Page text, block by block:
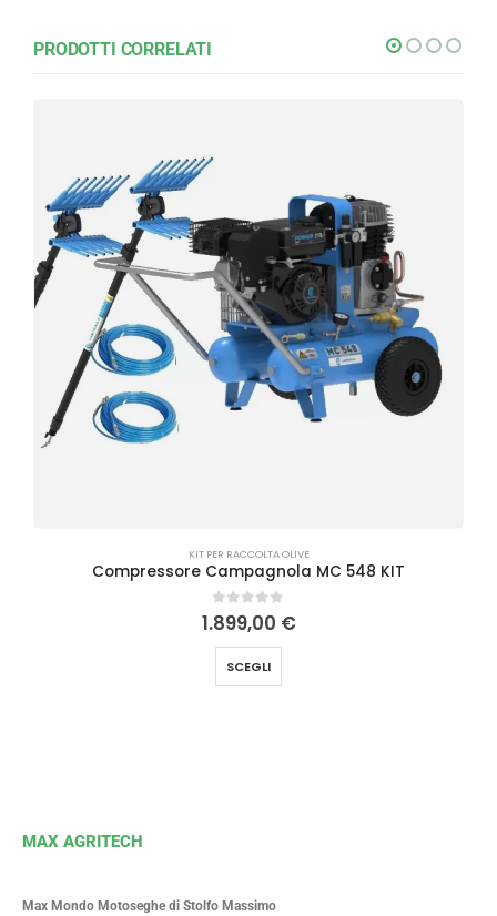
PRODOTTI CORRELATI
KIT PER RACCOLTA OLIVE
Compressore Campagnola MC 548 KIT
0Su 5
1.899,00 €
SCEGLI
MAX AGRITECH
Max Mondo Motoseghe di Stolfo Massimo